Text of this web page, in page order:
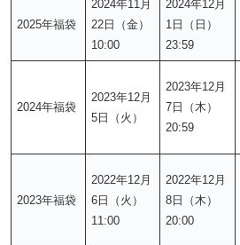
2025年福袋
2024年11月
22日（金）
10:00
2024年12月
1日（日）
23:59
2024年福袋
2023年12月
5日（火）
2023年12月
7日（木）
20:59
2023年福袋
2022年12月
6日（火）
11:00
2022年12月
8日（木）
20:00